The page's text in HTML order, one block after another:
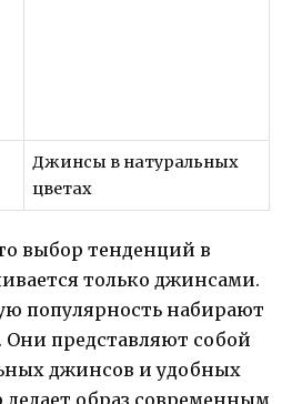
Джинсы в натуральных
цветах
выбор тенденций в
только джинсами.
популярность набирают
представляют собой
джинсов и удобных
образ современным